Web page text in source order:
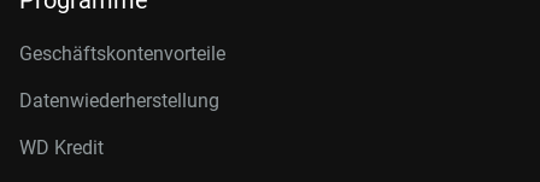
Geschäftskontenvorteile
Datenwiederherstellung
WD Kredit